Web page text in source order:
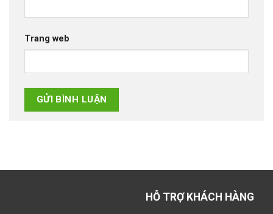
Trang web
HỖ TRỢ KHÁCH HÀNG